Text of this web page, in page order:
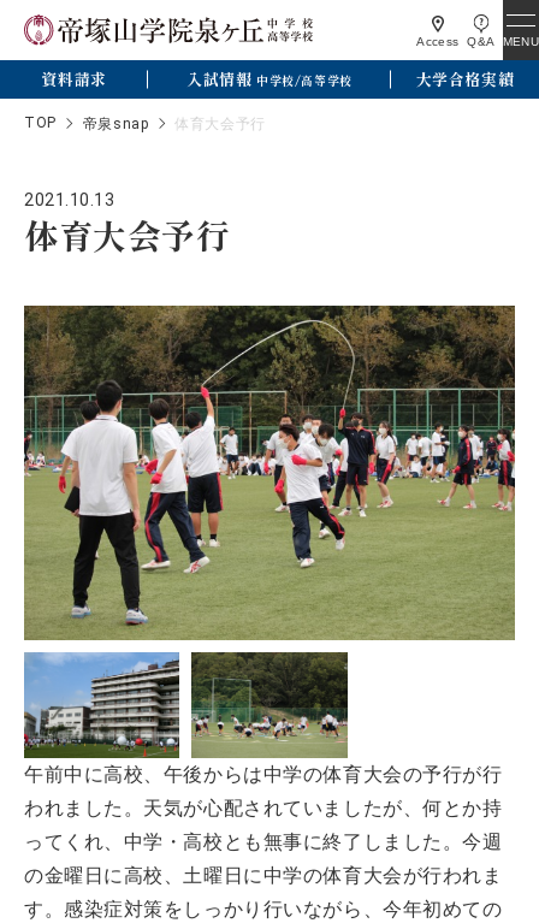
Access Q&A MENU
資料請求 入試情報 中学校/高等学校 大学合格実績
TOP 帝泉snap 体育大会予行
2021.10.13
体育大会予行
午前中に高校、午後からは中学の体育大会の予行が行
われました。天気が心配されていましたが、何とか持
ってくれ、中学・高校とも無事に終了しました。今週
の金曜日に高校、土曜日に中学の体育大会が行われま
す。感染症対策をしっかり行いながら、今年初めての